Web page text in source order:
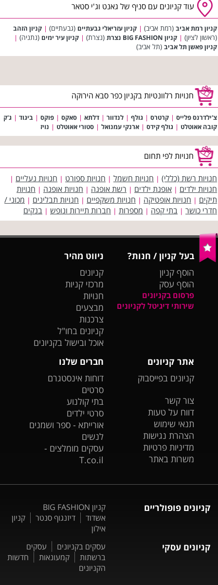
עוד קניונים עם סניף של גאנט וג'י סטאר
קניון רמת אביב (רמת אביב) | קניון עזריאלי גבעתיים (גבעתיים) | קניון הזהב
(ראשון לציון) | קניון BIG FASHION נצרת (נצרת) | קניון עיר ימים (נתניה) |
קניון פאשן תל אביב (תל אביב)
חנויות רלוונטיות בקניון כפר סבא הירוקה
צ'ילדרנס פלייס | קרטרס | גולף | לנדוור | דלתא | סאקס | פוקס | ביגוד | ג'ק
קובה אאוטלט | גולף קידס | ארנקי עמנואל | סטורי אאוטלט | נויז
חנויות לפי תחום
חנויות רשת (כללי) | חנויות חשמל | חנויות ספורט | חנויות נעליים |
חנויות ילדים | אופנת ילדים | רשת אופנה | חנויות אופנה | חנויות
תיקים | חנויות אופטיקה | חנויות משקפיים | חנויות תבלינים | מכוני /
חדרי כושר | בתי קפה | מספרות | חברות תיירות ונופש | בנקים
בעל קניון / חנות?
הוסף קניון
הוסף עסק
פרסום בקניונים
שירותי דיגיטל לקניונים
ניווט מהיר
קניונים
מרכזי קניות
חנויות
מבצעים
צרכנות
קניונים בחו"ל
אוכל ובישול בקניונים
אתר קניונים
קניונים בפייסבוק
צור קשר
דווח על טעות
תנאי שימוש
הצהרת נגישות
מדיניות פרטיות
משרות באתר
חברים שלנו
דוחות אינסטגרם
סרטים
בתי קולנוע
סרטי ילדים
אורייתא - ספר ושמנים
לנשים
עסקים מומלצים -
T.co.il
קניונים פופולריים
קניון BIG FASHION
אשדוד
דיזנגוף סנטר
קניון
אילון
קניונים עסקי עסקים בקניונים
עסקים
ברשתות
קמעונאות
חדשות
הקניונים